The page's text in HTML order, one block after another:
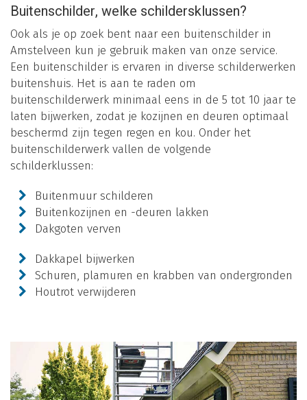
Buitenschilder, welke schildersklussen?
Ook als je op zoek bent naar een buitenschilder in
Amstelveen kun je gebruik maken van onze service.
Een buitenschilder is ervaren in diverse schilderwerken
buitenshuis. Het is aan te raden om
buitenschilderwerk minimaal eens in de 5 tot 10 jaar te
laten bijwerken, zodat je kozijnen en deuren optimaal
beschermd zijn tegen regen en kou. Onder het
buitenschilderwerk vallen de volgende
schilderklussen:
Buitenmuur schilderen
Buitenkozijnen en -deuren lakken
Dakgoten verven
Dakkapel bijwerken
Schuren, plamuren en krabben van ondergronden
Houtrot verwijderen